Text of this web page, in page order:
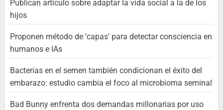
Publican artículo sobre adaptar la vida social a la de los
hijos
Proponen método de ‘capas’ para detectar consciencia en
humanos e IAs
Bacterias en el semen también condicionan el éxito del
embarazo: estudio cambia el foco al microbioma seminal
Bad Bunny enfrenta dos demandas millonarias por uso